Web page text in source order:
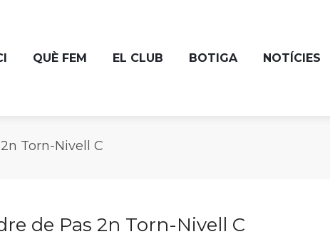
QUÈ FEM EL CLUB BOTIGA NOTÍCIES
Torn-Nivell C
de Pas 2n Torn-Nivell C